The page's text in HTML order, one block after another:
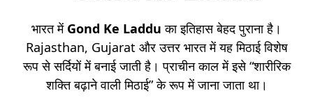
भारत में Gond Ke Laddu का इतिहास बेहद पुराना है।
Rajasthan, Gujarat और उत्तर भारत में यह मिठाई विशेष
रूप से सर्दियों में बनाई जाती है। प्राचीन काल में इसे “शारीरिक
शक्ति बढ़ाने वाली मिठाई” के रूप में जाना जाता था।